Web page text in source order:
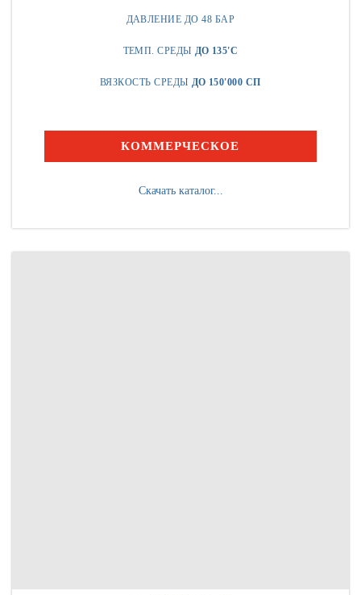
ДАВЛЕНИЕ ДО 48 БАР
ТЕМП. СРЕДЫ ДО 135'C
ВЯЗКОСТЬ СРЕДЫ ДО 150'000 СП
КОММЕРЧЕСКОЕ
Скачать каталог...